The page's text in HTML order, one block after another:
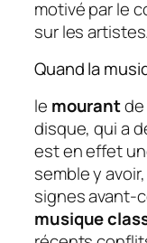
motivé par le
sur les artistes.
Quand la
le mourant
disque, qui a
est en effet
semble y
signes avant-
musique